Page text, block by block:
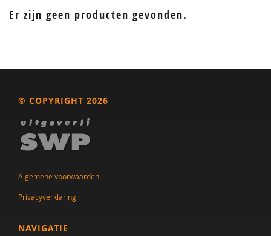
Er zijn geen producten gevonden.
© COPYRIGHT 2026
Algemene voorwaarden
Privacyverklaring
NAVIGATIE